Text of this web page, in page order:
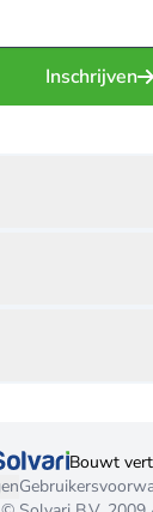
Inschrijven
Bouwt